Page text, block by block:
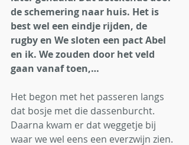
de schemering naar huis. Het is
best wel een eindje rijden, de
rugby en We sloten een pact Abel
en ik. We zouden door het veld
gaan vanaf toen,…
Het begon met het passeren langs
dat bosje met die dassenburcht.
Daarna kwam er dat weggetje bij
waar we wel eens een everzwijn zien.